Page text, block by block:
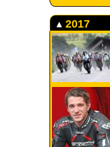
2017